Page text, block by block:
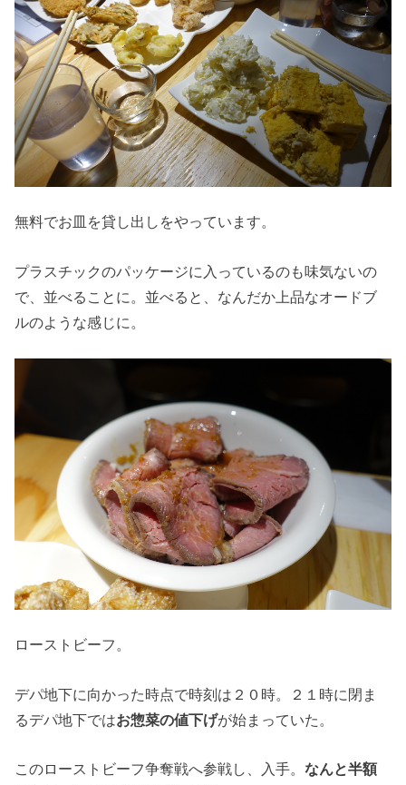
無料でお皿を貸し出しをやっています。
プラスチックのパッケージに入っているのも味気ないの
で、並べることに。並べると、なんだか上品なオードブ
ルのような感じに。
ローストビーフ。
デパ地下に向かった時点で時刻は２０時。２１時に閉ま
るデパ地下ではお惣菜の値下げが始まっていた。
このローストビーフ争奪戦へ参戦し、入手。なんと半額